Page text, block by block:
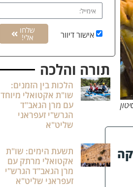
אישור דיוור שלחו
אלי!
תורה והלכה
הלכות בין הזמנים:
שו"ת אקטואלי מיוחד
עם מרן הגאב"ד
הגרש"י זעפראני
שליט"א
תשעת הימים: שו"ת
אקטואלי מרתק עם
מרן הגאב"ד הגרש"י
זעפראני שליט"א